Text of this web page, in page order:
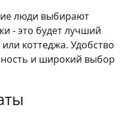
люди выбирают
- это будет лучший
коттеджа. Удобство
и широкий выбор